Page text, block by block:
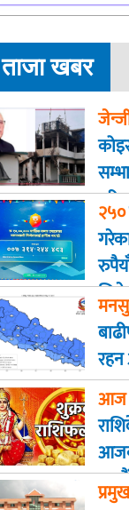
ताजा खबर
२५०
जिते
आज
जानौं
प्रमुख